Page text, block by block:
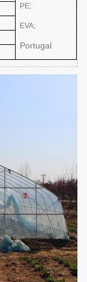
PE;
EVA;
Portugal